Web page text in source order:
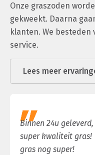
Onze graszoden
gekweekt. Daarna
klanten. We besteden
service.
Lees meer
Binnen 24u
super kwaliteit gras!
gras nog super!